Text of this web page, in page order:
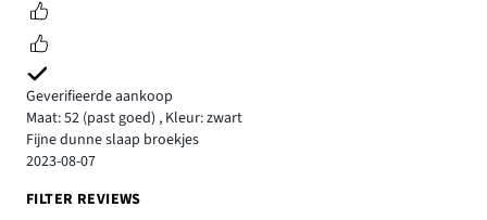
Geverifieerde aankoop
Maat: 52 (past goed) , Kleur: zwart
Fijne dunne slaap broekjes
2023-08-07
FILTER REVIEWS